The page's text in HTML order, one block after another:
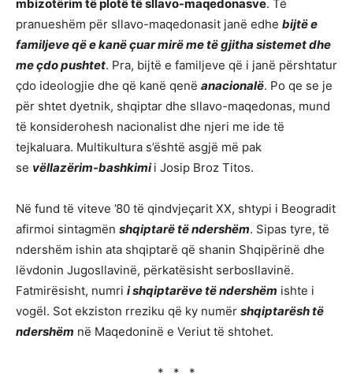
mbizotërim të plotë të sllavo-maqedonasve. Të
pranueshëm për sllavo-maqedonasit janë edhe bijtë e
familjeve që e kanë çuar mirë me të gjitha sistemet dhe
me çdo pushtet. Pra, bijtë e familjeve që i janë përshtatur
çdo ideologjie dhe që kanë qenë anacionalë. Po qe se je
për shtet dyetnik, shqiptar dhe sllavo-maqedonas, mund
të konsiderohesh nacionalist dhe njeri me ide të
tejkaluara. Multikultura s’është asgjë më pak
se vëllazërim-bashkimii Josip Broz Titos.
Në fund të viteve ’80 të qindvjeçarit XX, shtypi i Beogradit
afirmoi sintagmën shqiptarë të ndershëm. Sipas tyre, të
ndershëm ishin ata shqiptarë që shanin Shqipërinë dhe
lëvdonin Jugosllavinë, përkatësisht serbosllavinë.
Fatmirësisht, numri i shqiptarëve të ndershëm ishte i
vogël. Sot ekziston rreziku që ky numër shqiptarësh të
ndershëm në Maqedoninë e Veriut të shtohet.
* * *